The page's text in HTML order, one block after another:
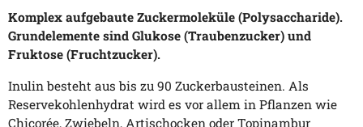
Komplex aufgebaute Zuckermoleküle (Polysaccharide).
Grundelemente sind Glukose (Traubenzucker) und
Fruktose (Fruchtzucker).
Inulin besteht aus bis zu 90 Zuckerbausteinen. Als
Reservekohlenhydrat wird es vor allem in Pflanzen wie
Chicorée, Zwiebeln, Artischocken oder Topinambur